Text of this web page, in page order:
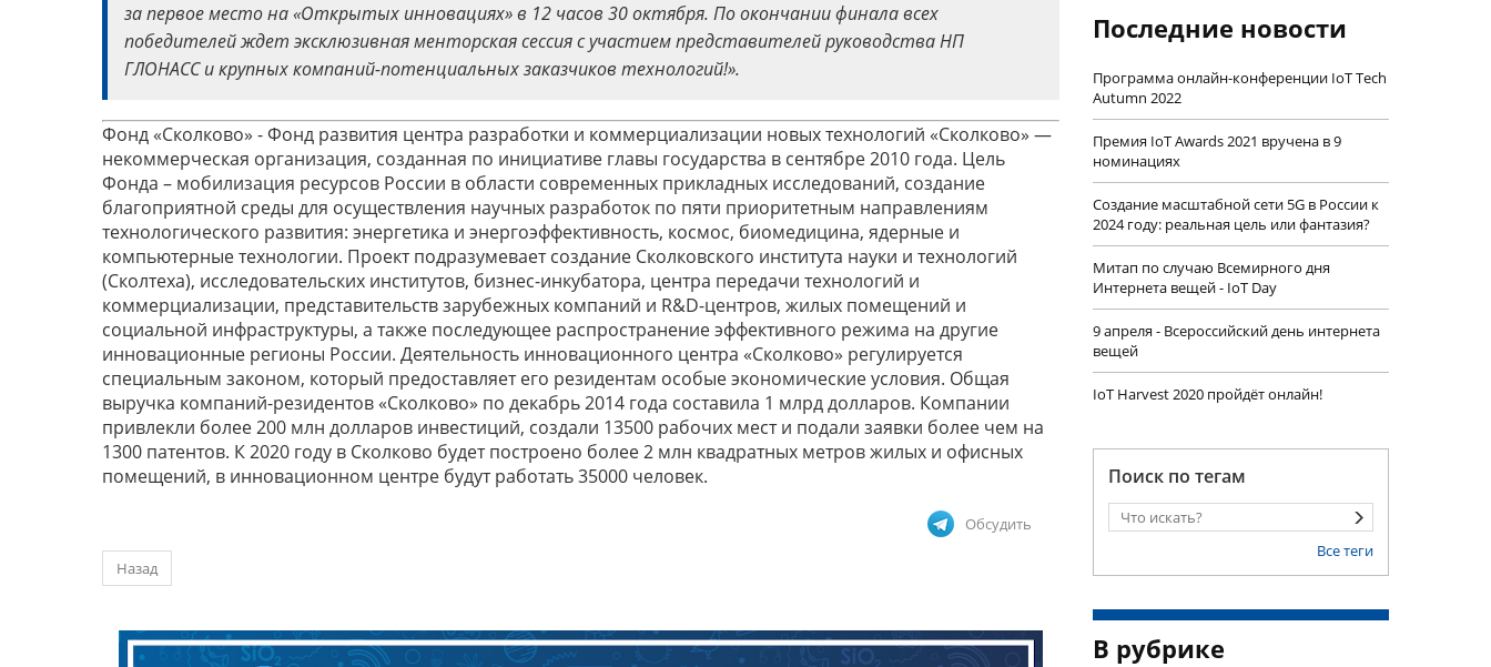
за первое место на «Открытых инновациях» в 12 часов 30 октября. По окончании финала всех
победителей ждет эксклюзивная менторская сессия с участием представителей руководства НП
ГЛОНАСС и крупных компаний-потенциальных заказчиков технологий!».
Фонд «Сколково» - Фонд развития центра разработки и коммерциализации новых технологий «Сколково» —
некоммерческая организация, созданная по инициативе главы государства в сентябре 2010 года. Цель
Фонда – мобилизация ресурсов России в области современных прикладных исследований, создание
благоприятной среды для осуществления научных разработок по пяти приоритетным направлениям
технологического развития: энергетика и энергоэффективность, космос, биомедицина, ядерные и
компьютерные технологии. Проект подразумевает создание Сколковского института науки и технологий
(Сколтеха), исследовательских институтов, бизнес-инкубатора, центра передачи технологий и
коммерциализации, представительств зарубежных компаний и R&D-центров, жилых помещений и
социальной инфраструктуры, а также последующее распространение эффективного режима на другие
инновационные регионы России. Деятельность инновационного центра «Сколково» регулируется
специальным законом, который предоставляет его резидентам особые экономические условия. Общая
выручка компаний-резидентов «Сколково» по декабрь 2014 года составила 1 млрд долларов. Компании
привлекли более 200 млн долларов инвестиций, создали 13500 рабочих мест и подали заявки более чем на
1300 патентов. К 2020 году в Сколково будет построено более 2 млн квадратных метров жилых и офисных
помещений, в инновационном центре будут работать 35000 человек.
Обсудить
Назад
Последние новости
Программа онлайн-конференции IoT Tech
Autumn 2022
Премия IoT Awards 2021 вручена в 9
номинациях
Создание масштабной сети 5G в России к
2024 году: реальная цель или фантазия?
Митап по случаю Всемирного дня
Интернета вещей - IoT Day
9 апреля - Всероссийский день интернета
вещей
IoT Harvest 2020 пройдёт онлайн!
Поиск по тегам
Все теги
В рубрике